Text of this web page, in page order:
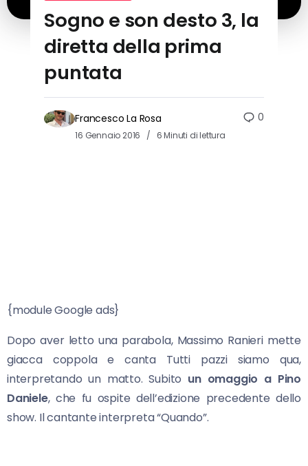
Sogno e son desto 3, la
diretta della prima
puntata
Francesco La Rosa
16 Gennaio 2016 6 Minuti di lettura
0
{module Google ads}
Dopo aver letto una parabola, Massimo Ranieri mette
giacca coppola e canta Tutti pazzi siamo qua,
interpretando un matto. Subito un omaggio a Pino
Daniele, che fu ospite dell’edizione precedente dello
show. Il cantante interpreta “Quando”.